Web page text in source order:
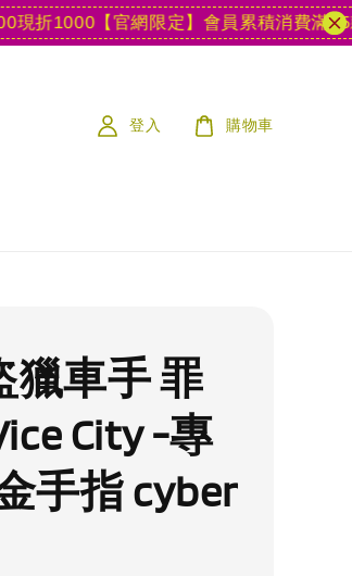
1000【官網限定】會員累積消費滿15款遊
登入 購物車
獵車手 罪
City -專
手指 cyber